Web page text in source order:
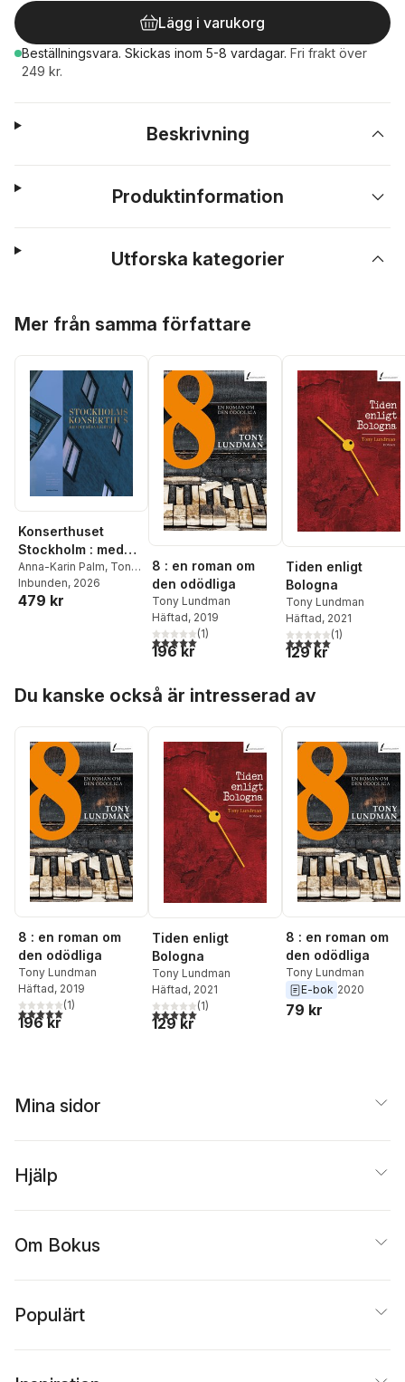
Lägg i varukorg
Beställningsvara. Skickas inom 5-8 vardagar. Fri frakt över
249 kr.
Beskrivning
Produktinformation
Utforska kategorier
Mer från samma författare
Konserthuset
Stockholm : med
det röda hjärtat
Anna-Karin Palm, Tony
Lundman, Bo
Madestrand
Inbunden, 2026
479 kr
8 : en roman om
den odödliga
Tony Lundman
Häftad, 2019
5,0utav 5 stjärnor. Totalt antal röster:
(1)
196 kr
Tiden enligt
Bologna
Tony Lundman
Häftad, 2021
5,0utav 5 stjärnor.
(1)
129 kr
Du kanske också är intresserad av
8 : en roman om
den odödliga
Tony Lundman
Häftad, 2019
5,0utav 5 stjärnor. Totalt antal röster:
(1)
196 kr
Tiden enligt
Bologna
Tony Lundman
Häftad, 2021
5,0utav 5 stjärnor. Totalt antal röster:
(1)
129 kr
8 : en roman om
den odödliga
Tony Lundman
E-bok 2020
79 kr
Mina sidor
Hjälp
Om Bokus
Populärt